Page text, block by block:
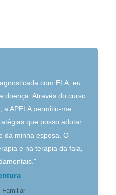
com ELA, eu
doença. Através do curso
APELA permitiu-me
que posso adotar
da minha esposa. O
e na terapia da fala,
Familiar